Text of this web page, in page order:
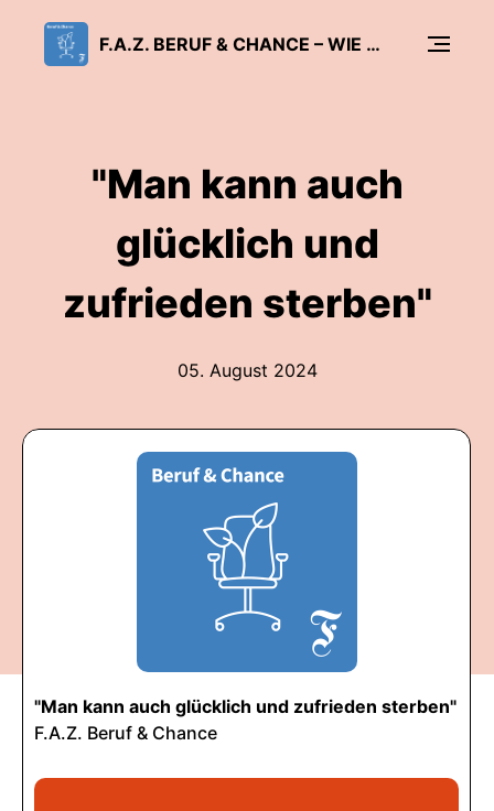
F.A.Z. BERUF & CHANCE – WIE ARBEIT GLÜCKLICH MACHT
"Man kann auch
glücklich und
zufrieden sterben"
05. August 2024